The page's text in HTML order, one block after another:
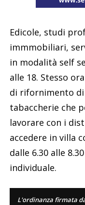
Edicole, studi
immmobiliari,
in modalità self
alle 18. Stesso
di rifornimento
tabaccherie che
lavorare con i
accedere in villa
dalle 6.30 alle
individuale.
L'ordinanza firmata